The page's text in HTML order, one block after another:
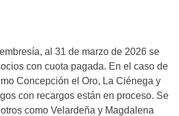
al 31 de marzo de 2026 se
con cuota pagada. En el caso de
Concepción el Oro, La Ciénega y
con recargos están en proceso. Se
como Velardeña y Magdalena